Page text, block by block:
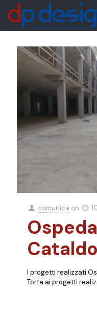
comunica on
I progetti realizzati
Torta ai progetti